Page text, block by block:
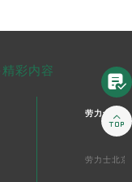
彩内容
劳力士中国
劳力士北京

